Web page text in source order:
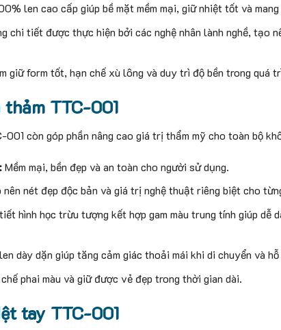
len cao cấp giúp bề mặt mềm mại, giữ nhiệt tốt và
chi tiết được thực hiện bởi các nghệ nhân lành nghề, tạo
giữ form tốt, hạn chế xù lông và duy trì độ bền trong quá
TTC-001
còn góp phần nâng cao giá trị thẩm mỹ cho toàn bộ
Mềm mại, bền đẹp và an toàn cho người sử dụng.
nên nét đẹp độc bản và giá trị nghệ thuật riêng biệt cho
hình học trừu tượng kết hợp gam màu trung tính giúp dễ
dày dặn giúp tăng cảm giác thoải mái khi di chuyển và
phai màu và giữ được vẻ đẹp trong thời gian dài.
tay TTC-001